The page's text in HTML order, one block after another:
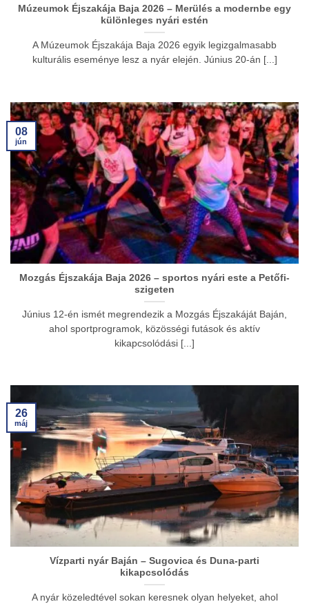
Múzeumok Éjszakája Baja 2026 – Merülés a modernbe egy
különleges nyári estén
A Múzeumok Éjszakája Baja 2026 egyik legizgalmasabb
kulturális eseménye lesz a nyár elején. Június 20-án [...]
Mozgás Éjszakája Baja 2026 – sportos nyári este a Petőfi-
szigeten
Június 12-én ismét megrendezik a Mozgás Éjszakáját Baján,
ahol sportprogramok, közösségi futások és aktív
kikapcsolódási [...]
08
jún
Vízparti nyár Baján – Sugovica és Duna-parti
kikapcsolódás
A nyár közeledtével sokan keresnek olyan helyeket, ahol
26
máj